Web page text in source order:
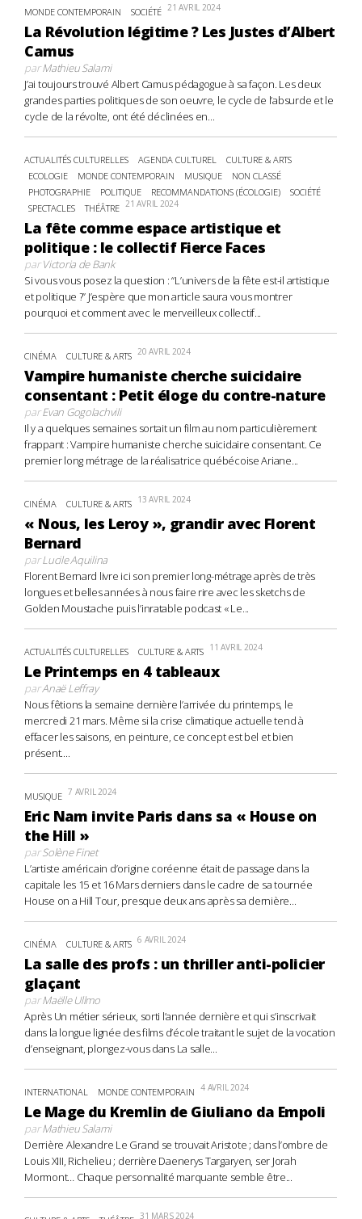
MONDE CONTEMPORAIN SOCIÉTÉ 21 AVRIL 2024
La Révolution légitime ? Les Justes d’Albert
Camus
parMathieu Salami
J’ai toujours trouvé Albert Camus pédagogue à sa façon. Les deux
grandes parties politiques de son oeuvre, le cycle de l’absurde et le
cycle de la révolte, ont été déclinées en...
ACTUALITÉS CULTURELLES AGENDA CULTUREL
CULTURE & ARTS
ECOLOGIE
MONDE CONTEMPORAIN MUSIQUE
NON CLASSÉ
PHOTOGRAPHIE
POLITIQUE RECOMMANDATIONS (ÉCOLOGIE)
SOCIÉTÉ
SPECTACLES
THÉÂTRE 21 AVRIL 2024
La fête comme espace artistique et
politique : le collectif Fierce Faces
parVictoria de Bank
Si vous vous posez la question : “L’univers de la fête est-il artistique
et politique ?” J’espère que mon article saura vous montrer
pourquoi et comment avec le merveilleux collectif...
CINÉMA CULTURE & ARTS 20 AVRIL 2024
Vampire humaniste cherche suicidaire
consentant : Petit éloge du contre-nature
parEvan Gogolachvili
Il y a quelques semaines sortait un film au nom particulièrement
frappant : Vampire humaniste cherche suicidaire consentant. Ce
premier long métrage de la réalisatrice québécoise Ariane...
CINÉMA CULTURE & ARTS 13 AVRIL 2024
« Nous, les Leroy », grandir avec Florent
Bernard
parLucile Aquilina
Florent Bernard livre ici son premier long-métrage après de très
longues et belles années à nous faire rire avec les sketchs de
Golden Moustache puis l’inratable podcast « Le...
ACTUALITÉS CULTURELLES CULTURE & ARTS 11 AVRIL 2024
Le Printemps en 4 tableaux
parAnaë Leffray
Nous fêtions la semaine dernière l’arrivée du printemps, le
mercredi 21 mars. Même si la crise climatique actuelle tend à
effacer les saisons, en peinture, ce concept est bel et bien
présent....
MUSIQUE 7 AVRIL 2024
Eric Nam invite Paris dans sa « House on
the Hill »
parSolène Finet
L’artiste américain d’origine coréenne était de passage dans la
capitale les 15 et 16 Mars derniers dans le cadre de sa tournée
House on a Hill Tour, presque deux ans après sa dernière...
CINÉMA CULTURE & ARTS 6 AVRIL 2024
La salle des profs : un thriller anti-policier
glaçant
parMaëlle Ullmo
Après Un métier sérieux, sorti l’année dernière et qui s’inscrivait
dans la longue lignée des films d’école traitant le sujet de la vocation
d’enseignant, plongez-vous dans La salle...
INTERNATIONAL MONDE CONTEMPORAIN 4 AVRIL 2024
Le Mage du Kremlin de Giuliano da Empoli
parMathieu Salami
Derrière Alexandre Le Grand se trouvait Aristote ; dans l’ombre de
Louis XIII, Richelieu ; derrière Daenerys Targaryen, ser Jorah
Mormont… Chaque personnalité marquante semble être...
31 MARS 2024